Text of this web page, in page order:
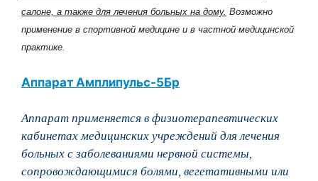
салоне, а также для лечения больных на дому. Возможно
применение в спортивной медицине и в частной медицинской
практике.
Аппарат Амплипульс-5Бр
Аппарат применяется в физиотерапевтических
кабинетах медицинских учреждений для лечения
больных с заболеваниями нервной системы,
сопровождающимися болями, вегетативными или